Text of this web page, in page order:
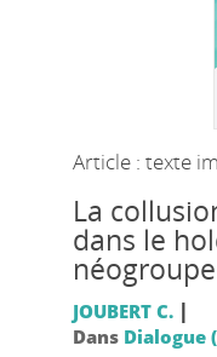
Article : texte
La
dans le
JOUBERT C. |
Dans Dialogue